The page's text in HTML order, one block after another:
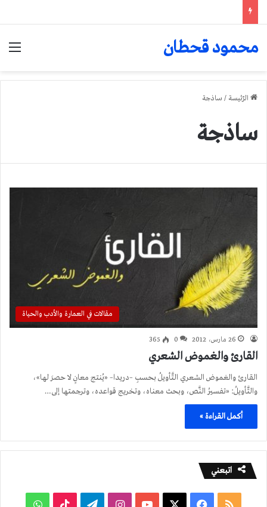
محمود قحطان
الرّئيسة / ساذجة
ساذجة
مقالات في العمارة والأدب والحياة
26 مارس، 2012 0
365
القارئ والغموض الشعري
القارئ والغموض الشعري التَّأويلُ بحسبِ –دريدا– «يُنتج معانٍ لا حصرَ لها»،
والتَّأويلُ: «تفسيرُ النَّص، وبحث معناه، وتخريج قواعده، وترجمتها إلى…
أكمل القراءة »
اتبعني
ملخصفيسبوك ‫YouTubeانستقرامتيلقرام ‫TikTokواتساب